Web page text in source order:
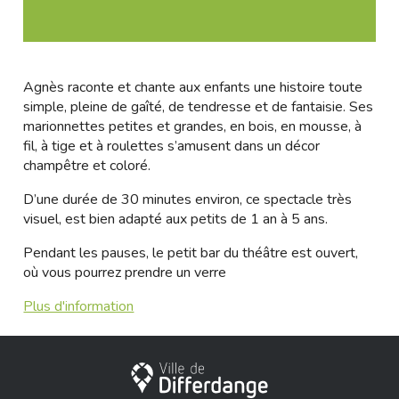
Agnès raconte et chante aux enfants une histoire toute
simple, pleine de gaîté, de tendresse et de fantaisie. Ses
marionnettes petites et grandes, en bois, en mousse, à
fil, à tige et à roulettes s’amusent dans un décor
champêtre et coloré.
D’une durée de 30 minutes environ, ce spectacle très
visuel, est bien adapté aux petits de 1 an à 5 ans.
Pendant les pauses, le petit bar du théâtre est ouvert,
où vous pourrez prendre un verre
Plus d'information
City of Differdange